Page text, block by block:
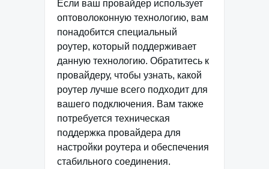
Если ваш провайдер использует
оптоволоконную технологию, вам
понадобится специальный
роутер, который поддерживает
данную технологию. Обратитесь к
провайдеру, чтобы узнать, какой
роутер лучше всего подходит для
вашего подключения. Вам также
потребуется техническая
поддержка провайдера для
настройки роутера и обеспечения
стабильного соединения.